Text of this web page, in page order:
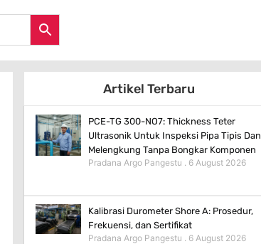
Artikel Terbaru
PCE-TG 300-NO7: Thickness Teter
Ultrasonik Untuk Inspeksi Pipa Tipis Dan
Melengkung Tanpa Bongkar Komponen
Pradana Argo Pangestu
6 August 2026
Kalibrasi Durometer Shore A: Prosedur,
Frekuensi, dan Sertifikat
Pradana Argo Pangestu
6 August 2026